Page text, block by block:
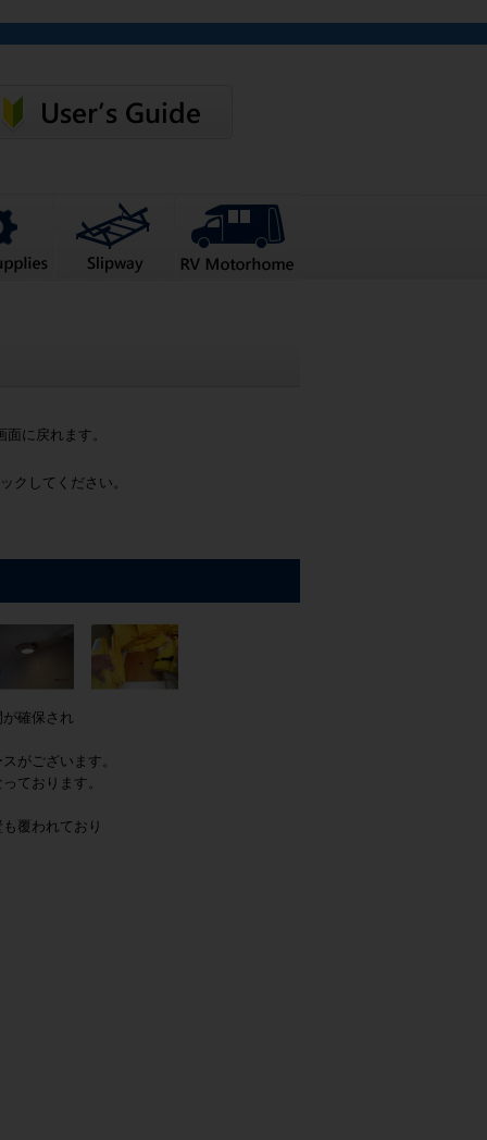
に戻れます。
クしてください。
確保され
がございます。
ております。
覆われており